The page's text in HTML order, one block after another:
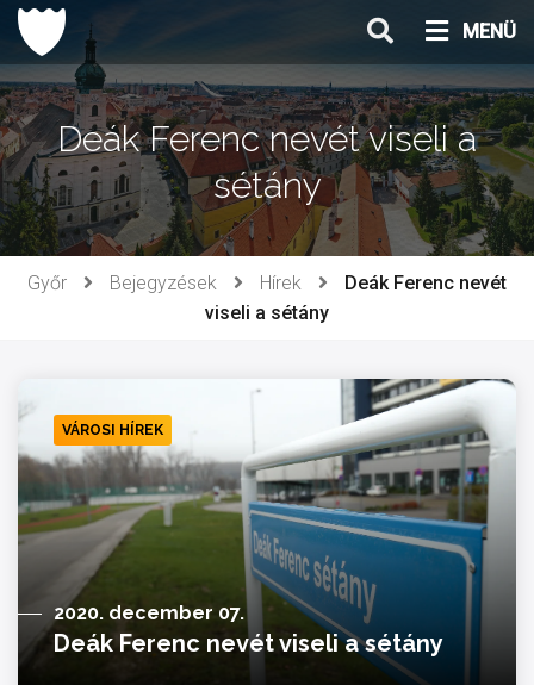
Ugrás
tartalomhoz
MENÜ
Deák Ferenc nevét viseli a
sétány
Győr Bejegyzések Hírek
Deák Ferenc nevét
viseli a sétány
VÁROSI HÍREK
2020. december 07.
Deák Ferenc nevét viseli a sétány